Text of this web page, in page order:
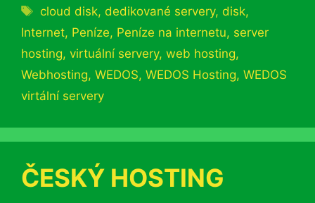
Štítky
cloud disk,dedikované servery,disk,
Internet, Peníze, Peníze na internetu, server
hosting, virtuální servery, web hosting,
Webhosting, WEDOS, WEDOS Hosting, WEDOS
virtální servery
ČESKÝ HOSTING